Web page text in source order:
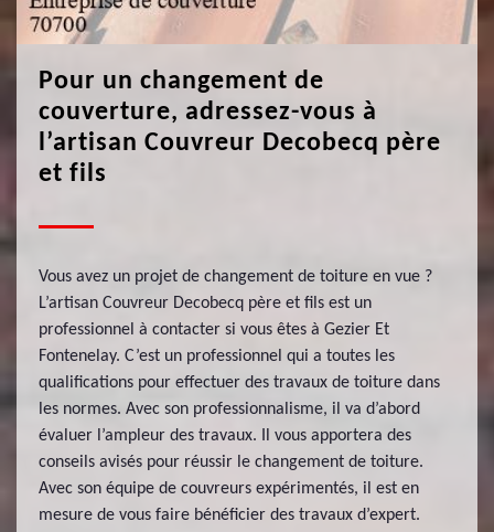
Pour un changement de
couverture, adressez-vous à
l’artisan Couvreur Decobecq père
et fils
Vous avez un projet de changement de toiture en vue ?
L’artisan Couvreur Decobecq père et fils est un
professionnel à contacter si vous êtes à Gezier Et
Fontenelay. C’est un professionnel qui a toutes les
qualifications pour effectuer des travaux de toiture dans
les normes. Avec son professionnalisme, il va d’abord
évaluer l’ampleur des travaux. Il vous apportera des
conseils avisés pour réussir le changement de toiture.
Avec son équipe de couvreurs expérimentés, il est en
mesure de vous faire bénéficier des travaux d’expert.